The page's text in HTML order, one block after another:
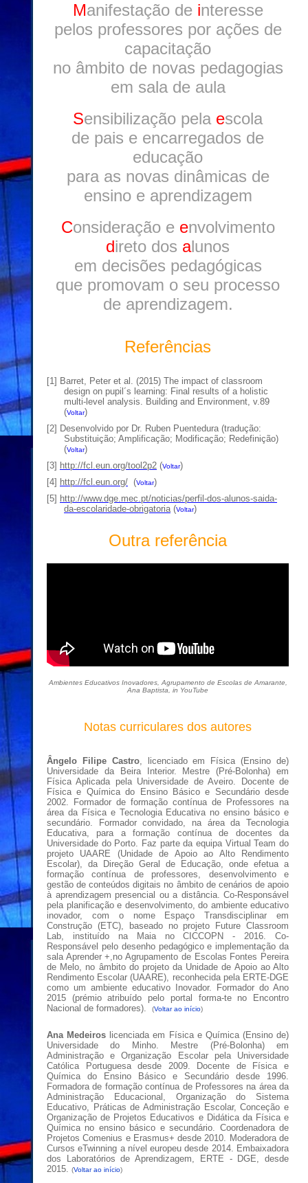
Manifestação de interesse
pelos professores por ações de
capacitação
no âmbito de novas pedagogias
em sala de aula
Sensibilização pela escola
de pais e encarregados de
educação
para as novas dinâmicas de
ensino e aprendizagem
Consideração e envolvimento
direto dos alunos
em decisões pedagógicas
que promovam o seu processo
de aprendizagem.
Referências
[1] Barret, Peter et al. (2015) The impact of classroom
design on pupil´s learning: Final results of a holistic
multi-level analysis. Building and Environment, v.89
(Voltar)
[2] Desenvolvido por Dr. Ruben Puentedura (tradução:
Substituição; Amplificação; Modificação; Redefinição)
(Voltar)
[3] http://fcl.eun.org/tool2p2 (Voltar)
[4] http://fcl.eun.org/ (Voltar)
[5] http://www.dge.mec.pt/noticias/perfil-dos-alunos-saida-
da-escolaridade-obrigatoria (Voltar)
Outra referência
Ambientes Educativos Inovadores, Agrupamento de Escolas de Amarante,
Ana Baptista, in YouTube
Notas curriculares dos autores
Ângelo FilipeCastro, licenciado em Física (Ensino de)
Universidade da Beira Interior. Mestre (Pré-Bolonha) em
Física Aplicada pela Universidade de Aveiro. Docente de
Física e Química do Ensino Básico e Secundário desde
2002. Formador de formação contínua de Professores na
área da Física e Tecnologia Educativa no ensino básico e
secundário. Formador convidado, na área da Tecnologia
Educativa, para a formação contínua de docentes da
Universidade do Porto. Faz parte da equipa Virtual Team do
projeto UAARE (Unidade de Apoio ao Alto Rendimento
Escolar), da Direção Geral de Educação, onde efetua a
formação contínua de professores, desenvolvimento e
gestão de conteúdos digitais no âmbito de cenários de apoio
à aprendizagem presencial ou a distância. Co-Responsável
pela planificação e desenvolvimento, do ambiente educativo
inovador, com o nome Espaço Transdisciplinar em
Construção (ETC), baseado no projeto Future Classroom
Lab, instituído na Maia no CICCOPN - 2016. Co-
Responsável pelo desenho pedagógico e implementação da
sala Aprender +,no Agrupamento de Escolas Fontes Pereira
de Melo, no âmbito do projeto da Unidade de Apoio ao Alto
Rendimento Escolar (UAARE), reconhecida pela ERTE-DGE
como um ambiente educativo Inovador. Formador do Ano
2015 (prémio atribuído pelo portal forma-te no Encontro
Nacional de formadores).
(Voltar ao início)
AnaMedeiros licenciada em Física e Química (Ensino de)
Universidade do Minho. Mestre (Pré-Bolonha) em
Administração e Organização Escolar pela Universidade
Católica Portuguesa desde 2009. Docente de Física e
Química do Ensino Básico e Secundário desde 1996.
Formadora de formação contínua de Professores na área da
Administração Educacional, Organização do Sistema
Educativo, Práticas de Administração Escolar, Conceção e
Organização de Projetos Educativos e Didática da Física e
Química no ensino básico e secundário. Coordenadora de
Projetos Comenius e Erasmus+ desde 2010. Moderadora de
Cursos eTwinning a nível europeu desde 2014. Embaixadora
dos Laboratórios de Aprendizagem, ERTE - DGE, desde
2015. (Voltar ao início)